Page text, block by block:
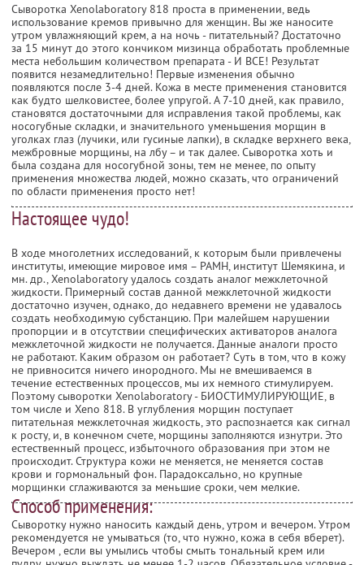
Сыворотка Xenolaboratory 818 проста в применении, ведь
использование кремов привычно для женщин. Вы же наносите
утром увлажняющий крем, а на ночь - питательный? Достаточно
за 15 минут до этого кончиком мизинца обработать проблемные
места небольшим количеством препарата - И ВСЕ! Результат
появится незамедлительно! Первые изменения обычно
появляются после 3-4 дней. Кожа в месте применения становится
как будто шелковистее, более упругой. А 7-10 дней, как правило,
становятся достаточными для исправления такой проблемы, как
носогубные складки, и значительного уменьшения морщин в
уголках глаз (лучики, или гусиные лапки), в складке верхнего века,
межбровные морщины, на лбу – и так далее. Сыворотка хоть и
была создана для носогубной зоны, тем не менее, по опыту
применения множества людей, можно сказать, что ограничений
по области применения просто нет!
Настоящее чудо!
В ходе многолетних исследований, к которым были привлечены
институты, имеющие мировое имя – РАМН, институт Шемякина, и
мн. др., Xenolaboratory удалось создать аналог межклеточной
жидкости. Примерный состав данной межклеточной жидкости
достаточно изучен, однако, до недавнего времени не удавалось
создать необходимую субстанцию. При малейшем нарушении
пропорции и в отсутствии специфических активаторов аналога
межклеточной жидкости не получается. Данные аналоги просто
не работают. Каким образом он работает? Суть в том, что в кожу
не привносится ничего инородного. Мы не вмешиваемся в
течение естественных процессов, мы их немного стимулируем.
Поэтому сыворотки Xenolaboratory - БИОСТИМУЛИРУЮЩИЕ, в
том числе и Xeno 818. В углубления морщин поступает
питательная межклеточная жидкость, это распознается как сигнал
к росту, и, в конечном счете, морщины заполняются изнутри. Это
естественный процесс, избыточного образования при этом не
происходит. Структура кожи не меняется, не меняется состав
крови и гормональный фон. Парадоксально, но крупные
морщинки сглаживаются за меньшие сроки, чем мелкие.
Способ применения:
Cыворотку нужно наносить каждый день, утром и вечером. Утром
рекомендуется не умываться (то, что нужно, кожа в себя вберет).
Вечером , если вы умылись чтобы смыть тональный крем или